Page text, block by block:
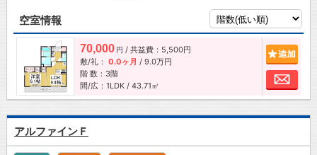
空室情報
70,000 円 / 共益費：5,500円
敷/礼： 0.0ヶ月 / 9.0万円
階 数：3階
間/広：1LDK / 43.71㎡
お
アルファインＦ